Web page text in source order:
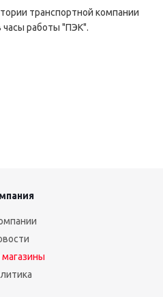
транспортной компании
часы работы "ПЭК".